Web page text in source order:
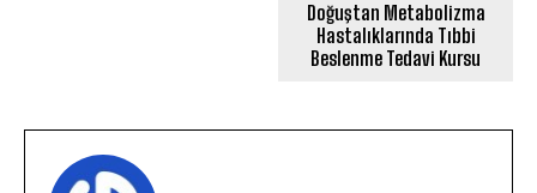
Doğuştan Metabolizma
Hastalıklarında Tıbbi
Beslenme Tedavi Kursu